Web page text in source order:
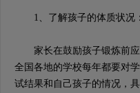
1、了解孩子的体质状况：
家长在鼓励孩子锻炼前应
全国各地的学校每年都要对
试结果和自己孩子的情况，